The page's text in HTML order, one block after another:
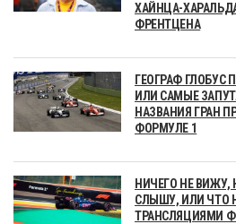
ХАЙНЦА-
ФРЕНТЦЕНА
ГЕОГРАФ ГЛОБУС
ИЛИ САМЫЕ
НАЗВАНИЯ ГРАН
ФОРМУЛЕ 1
НИЧЕГО НЕ ВИЖУ,
СЛЫШУ, ИЛИ ЧТО
ТРАНСЛЯЦИЯМИ